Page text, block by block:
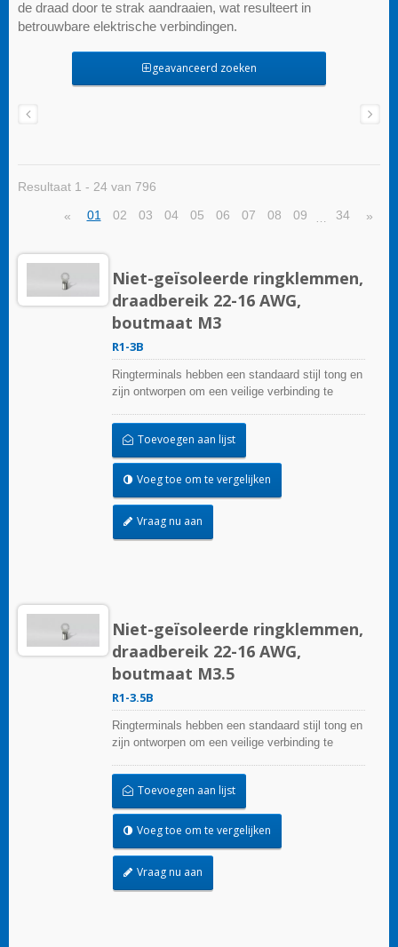
de draad door te strak aandraaien, wat resulteert in
betrouwbare elektrische verbindingen.
geavanceerd zoeken
Resultaat 1 - 24 van 796
« 01 02 03 04 05 06 07 08 09 … 34 »
Niet-geïsoleerde ringklemmen,
draadbereik 22-16 AWG,
boutmaat M3
R1-3B
Ringterminals hebben een standaard stijl tong en
zijn ontworpen om een veilige verbinding te
Toevoegen aan lijst
Voeg toe om te vergelijken
Vraag nu aan
Niet-geïsoleerde ringklemmen,
draadbereik 22-16 AWG,
boutmaat M3.5
R1-3.5B
Ringterminals hebben een standaard stijl tong en
zijn ontworpen om een veilige verbinding te
Toevoegen aan lijst
Voeg toe om te vergelijken
Vraag nu aan